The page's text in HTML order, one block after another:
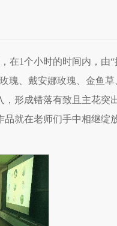
在1个小时的时间内，由“
瑰、戴安娜玫瑰、金鱼草
形成错落有致且主花突
就在老师们手中相继绽